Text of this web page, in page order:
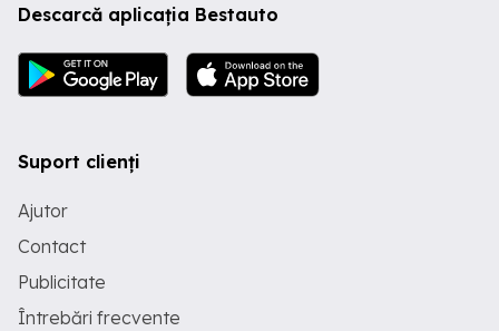
Servo-Directie -Lumini ambientale
blocabile copii -Alarma din fabricație
-Închidere centralizată -Cotiera față
spate -243 000 km 100% reali
Descarcă aplicația Bestauto
Suport clienți
Ajutor
Contact
Publicitate
Întrebări frecvente